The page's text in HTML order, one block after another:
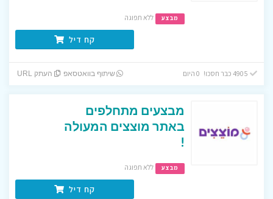
מבצע ללא תפוגה
קח דיל
שיתוף בוואטסאפ העתק URL
מבצעים מתחלפים
באתר מוצצים המעולה
!
מבצע ללא תפוגה
קח דיל